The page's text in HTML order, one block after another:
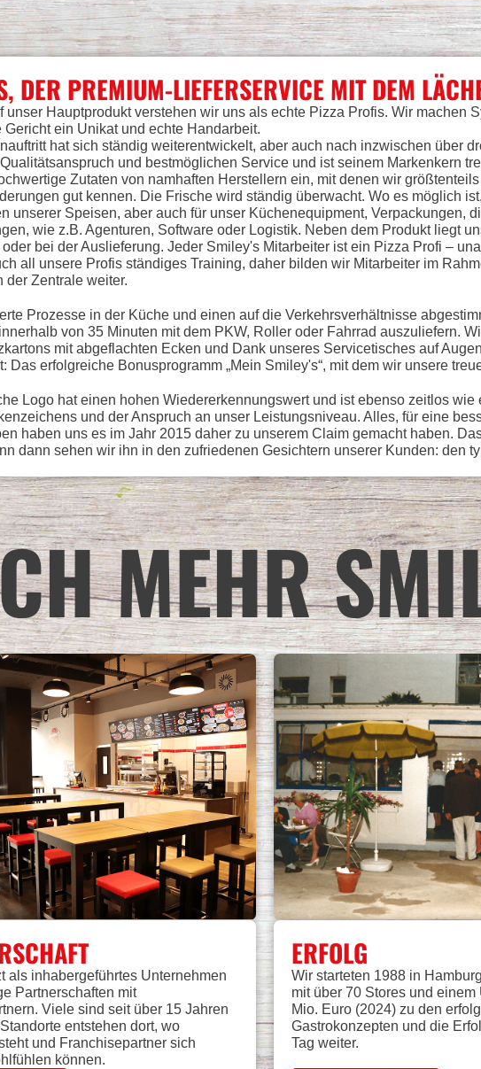
DER PREMIUM-LIEFERSERVICE MIT DEM
unser Hauptprodukt verstehen wir uns als echte Pizza Profis. Wir machen
Gericht ein Unikat und echte Handarbeit.
hat sich ständig weiterentwickelt, aber auch nach inzwischen über
und bestmöglichen Service und ist seinem Markenkern
Zutaten von namhaften Herstellern ein, mit denen wir
gut kennen. Die Frische wird ständig überwacht. Wo es möglich
unserer Speisen, aber auch für unser Küchenequipment, Verpackungen,
wie z.B. Agenturen, Software oder Logistik. Neben dem Produkt liegt
bei der Auslieferung. Jeder Smiley's Mitarbeiter ist ein Pizza Profi –
all unsere Profis ständiges Training, daher bilden wir Mitarbeiter im
der Zentrale weiter.
Prozesse in der Küche und einen auf die Verkehrsverhältnisse
von 35 Minuten mit dem PKW, Roller oder Fahrrad auszuliefern.
mit abgeflachten Ecken und Dank unseres Servicetisches auf
Das erfolgreiche Bonusprogramm „Mein Smiley's“, mit dem wir unsere
Logo hat einen hohen Wiedererkennungswert und ist ebenso zeitlos wie
und der Anspruch an unser Leistungsniveau. Alles, für eine
haben uns es im Jahr 2015 daher zu unserem Claim gemacht haben.
dann sehen wir ihn in den zufriedenen Gesichtern unserer Kunden: den
MEHR
als inhabergeführtes Unternehmen
Partnerschaften mit
Viele sind seit über 15 Jahren
entstehen dort, wo
und Franchisepartner sich
können.
ERFOLG
Wir starteten 1988 in
mit über 70 Stores und einem
Mio. Euro (2024) zu den
Gastrokonzepten und die
Tag weiter.